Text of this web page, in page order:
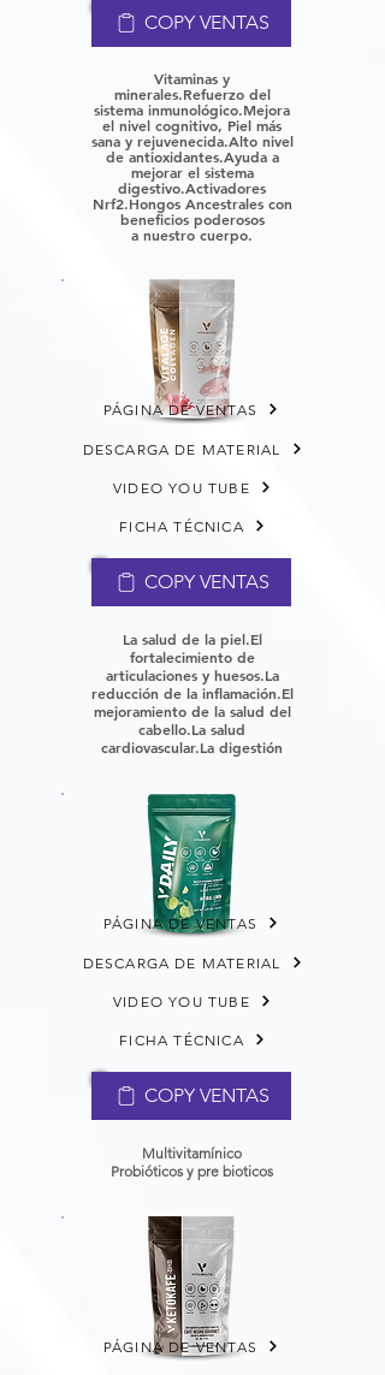
COPY VENTAS
Vitaminas y
minerales.Refuerzo del
sistema inmunológico.Mejora
el nivel cognitivo, Piel más
sana y rejuvenecida.Alto nivel
de antioxidantes.Ayuda a
mejorar el sistema
digestivo.Activadores
Nrf2.Hongos Ancestrales con
beneficios poderosos
a nuestro cuerpo.
PÁGINA DE VENTAS
DESCARGA DE MATERIAL
VIDEO YOU TUBE
FICHA TÉCNICA
COPY VENTAS
La salud de la piel.El
fortalecimiento de
articulaciones y huesos.La
reducción de la inflamación.El
mejoramiento de la salud del
cabello.La salud
cardiovascular.La digestión
PÁGINA DE VENTAS
DESCARGA DE MATERIAL
VIDEO YOU TUBE
FICHA TÉCNICA
COPY VENTAS
Multivitamínico
Probióticos y pre bioticos
PÁGINA DE VENTAS